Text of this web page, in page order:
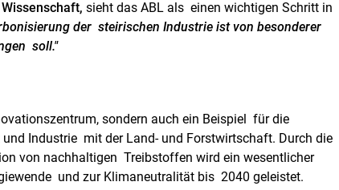
sieht das ABL als einen wichtigen Schritt in
der steirischen Industrie ist von besonderer
soll."
sondern auch ein Beispiel für die
Industrie mit der Land- und Forstwirtschaft. Durch die
von nachhaltigen Treibstoffen wird ein wesentlicher
und zur Klimaneutralität bis 2040 geleistet.